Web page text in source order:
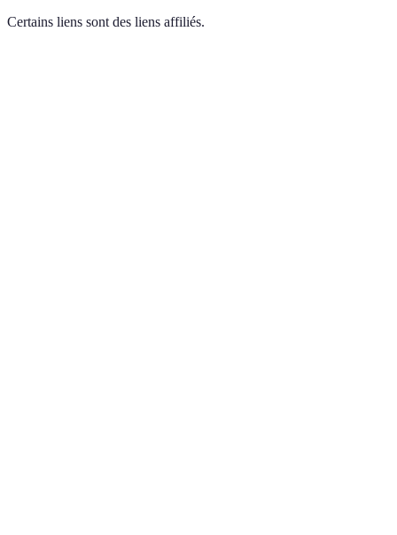
Certains liens sont des liens affiliés.